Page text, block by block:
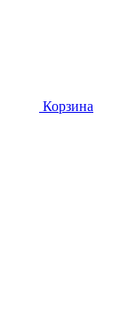
Корзина